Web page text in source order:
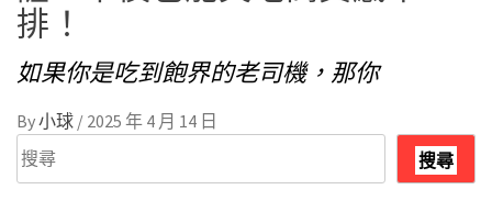
排！
如果你是吃到飽界的老司機，那你
By小球 / 2025 年 4 月 14 日
搜
尋
搜尋